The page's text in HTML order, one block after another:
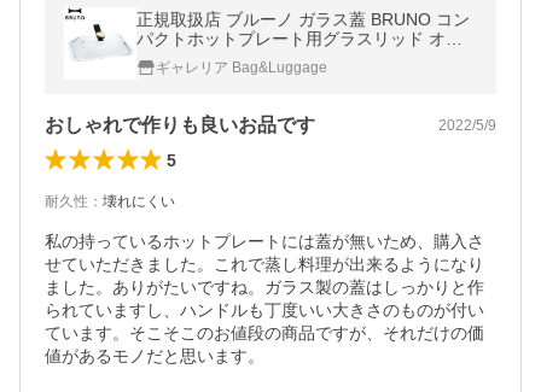
正規取扱店 ブルーノ ガラス蓋 BRUNO コン
パクトホットプレート用グラスリッド オプ
ション ホームパーティー 家電 キッチン おし
ゃれ のみ BOE021
ギャレリア Bag&Luggage
おしゃれで作りも良いお品です 2022/5/9
5
耐久性 ： 壊れにくい
私の持っているホットプレートには蓋が無いため、購入さ
せていただきました。これで蒸し料理が出来るようになり
ました。ありがたいですね。ガラス製の蓋はしっかりと作
られていますし、ハンドルも丁度いい大きさのものが付い
ています。そこそこのお値段の商品ですが、それだけの価
値があるモノだと思います。